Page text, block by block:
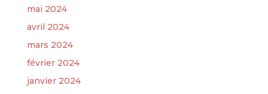
mai 2024
avril 2024
mars 2024
février 2024
janvier 2024